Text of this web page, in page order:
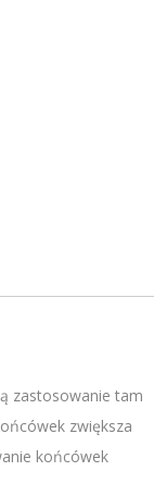
zastosowanie tam
zwiększa
końcówek